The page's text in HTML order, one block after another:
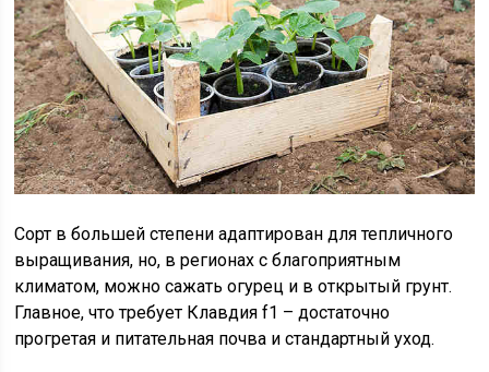
Сорт в большей степени адаптирован для тепличного
выращивания, но, в регионах с благоприятным
климатом, можно сажать огурец и в открытый грунт.
Главное, что требует Клавдия f1 – достаточно
прогретая и питательная почва и стандартный уход.